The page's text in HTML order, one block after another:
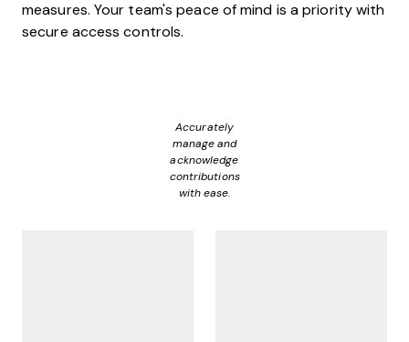
measures. Your team's peace of mind is a priority with
secure access controls.
Accurately
manage and
acknowledge
contributions
with ease.